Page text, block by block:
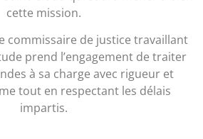
cette mission.
commissaire de justice travaillant
prend l’engagement de traiter
à sa charge avec rigueur et
tout en respectant les délais
impartis.